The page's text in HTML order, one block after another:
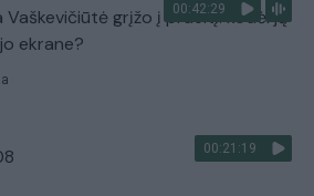
00:42:29
Vaškevičiūtė grįžo į praeitį: kodėl jų
ekrane?
00:21:19